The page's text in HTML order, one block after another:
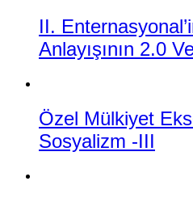
II.
Anlayışının 2.0
Özel Mülkiyet
Sosyalizm -III